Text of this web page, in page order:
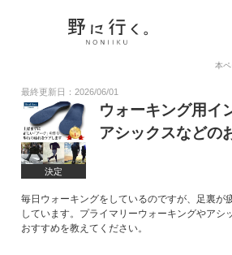
本
最終更新日：2026/06/01
決定
ウォーキング用イ
アシックスなどの
毎日ウォーキングをしているのですが、足裏
しています。プライマリーウォーキングやア
おすすめを教えてください。